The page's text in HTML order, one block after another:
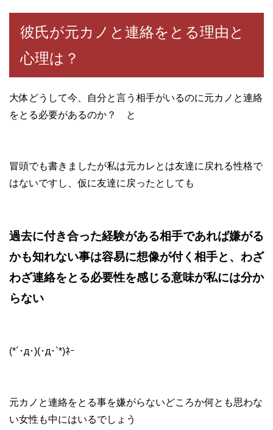
彼氏が元カノと連絡をとる理由と
心理は？
大体どうして今、自分と言う相手がいるのに元カノと連絡
をとる必要があるのか？ と
冒頭でも書きましたが私は元カレとは友達に戻れる性格で
はないですし、仮に友達に戻ったとしても
過去に付き合った経験がある相手であれば嫌がる
かも知れない事は容易に想像が付く相手と、わざ
わざ連絡をとる必要性を感じる意味が私には分か
らない
(*´･д･)(･д･`*)ﾈｰ
元カノと連絡をとる事を嫌がらないどころか何とも思わな
い女性も中にはいるでしょう